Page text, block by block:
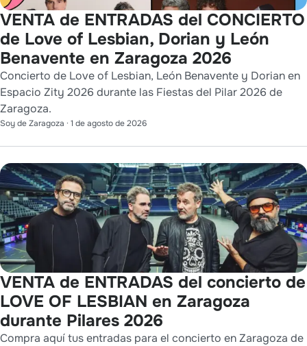
VENTA de ENTRADAS del CONCIERTO
de Love of Lesbian, Dorian y León
Benavente en Zaragoza 2026
Concierto de Love of Lesbian, León Benavente y Dorian en
Espacio Zity 2026 durante las Fiestas del Pilar 2026 de
Zaragoza.
Soy de Zaragoza · 1 de agosto de 2026
VENTA de ENTRADAS del concierto de
LOVE OF LESBIAN en Zaragoza
durante Pilares 2026
Compra aquí tus entradas para el concierto en Zaragoza de